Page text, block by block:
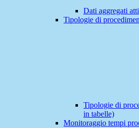
Dati aggregati
Tipologie di
Tipologie di
in tabelle)
Monitoraggio tempi